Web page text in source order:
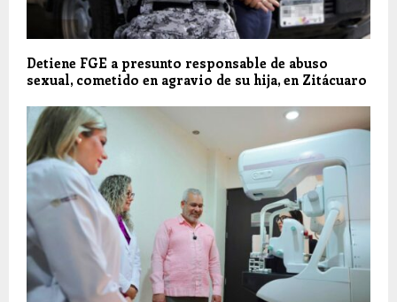
Detiene FGE a presunto responsable de abuso
sexual, cometido en agravio de su hija, en Zitácuaro